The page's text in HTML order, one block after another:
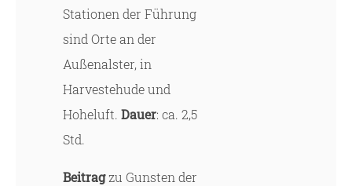
Stationen der Führung
sind Orte an der
Außenalster, in
Harvestehude und
Hoheluft. Dauer: ca. 2,5
Std.
Beitragzu Gunsten der